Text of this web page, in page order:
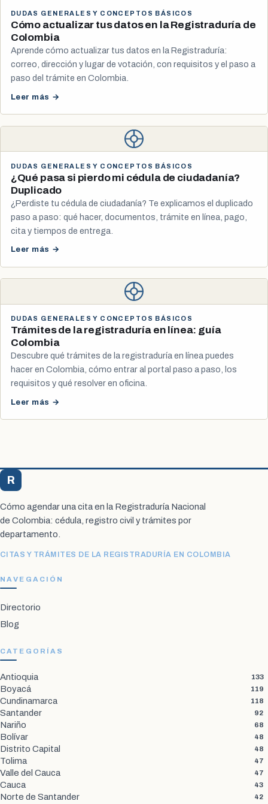
DUDAS GENERALES Y CONCEPTOS BÁSICOS
Cómo actualizar tus datos en la Registraduría de
Colombia
Aprende cómo actualizar tus datos en la Registraduría:
correo, dirección y lugar de votación, con requisitos y el paso a
paso del trámite en Colombia.
Leer más →
DUDAS GENERALES Y CONCEPTOS BÁSICOS
¿Qué pasa si pierdo mi cédula de ciudadanía?
Duplicado
¿Perdiste tu cédula de ciudadanía? Te explicamos el duplicado
paso a paso: qué hacer, documentos, trámite en línea, pago,
cita y tiempos de entrega.
Leer más →
DUDAS GENERALES Y CONCEPTOS BÁSICOS
Trámites de la registraduría en línea: guía
Colombia
Descubre qué trámites de la registraduría en línea puedes
hacer en Colombia, cómo entrar al portal paso a paso, los
requisitos y qué resolver en oficina.
Leer más →
R
Cómo agendar una cita en la Registraduría Nacional
de Colombia: cédula, registro civil y trámites por
departamento.
CITAS Y TRÁMITES DE LA REGISTRADURÍA EN COLOMBIA
NAVEGACIÓN
Directorio
Blog
CATEGORÍAS
Antioquia 133
Boyacá 119
Cundinamarca 118
Santander 92
Nariño 68
Bolívar 48
Distrito Capital 48
Tolima 47
Valle del Cauca 47
Cauca 43
Norte de Santander 42